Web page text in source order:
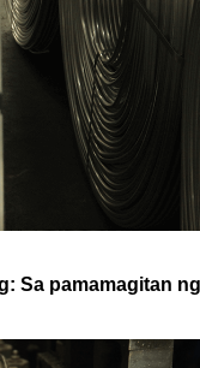
Sa pamamagitan